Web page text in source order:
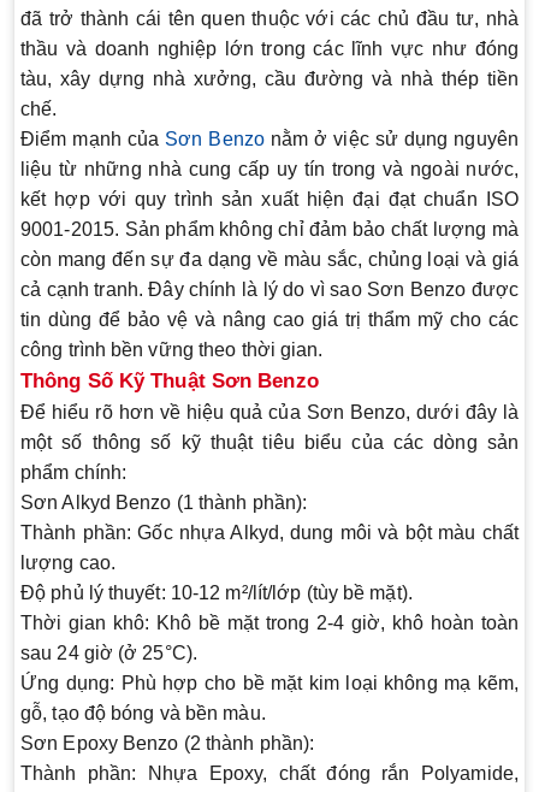
đã trở thành cái tên quen thuộc với các chủ đầu tư, nhà
thầu và doanh nghiệp lớn trong các lĩnh vực như đóng
tàu, xây dựng nhà xưởng, cầu đường và nhà thép tiền
chế.
Điểm mạnh của Sơn Benzo nằm ở việc sử dụng nguyên
liệu từ những nhà cung cấp uy tín trong và ngoài nước,
kết hợp với quy trình sản xuất hiện đại đạt chuẩn ISO
9001-2015. Sản phẩm không chỉ đảm bảo chất lượng mà
còn mang đến sự đa dạng về màu sắc, chủng loại và giá
cả cạnh tranh. Đây chính là lý do vì sao Sơn Benzo được
tin dùng để bảo vệ và nâng cao giá trị thẩm mỹ cho các
công trình bền vững theo thời gian.
Thông Số Kỹ Thuật Sơn Benzo
Để hiểu rõ hơn về hiệu quả của Sơn Benzo, dưới đây là
một số thông số kỹ thuật tiêu biểu của các dòng sản
phẩm chính:
Sơn Alkyd Benzo (1 thành phần):
Thành phần: Gốc nhựa Alkyd, dung môi và bột màu chất
lượng cao.
Độ phủ lý thuyết: 10-12 m²/lít/lớp (tùy bề mặt).
Thời gian khô: Khô bề mặt trong 2-4 giờ, khô hoàn toàn
sau 24 giờ (ở 25°C).
Ứng dụng: Phù hợp cho bề mặt kim loại không mạ kẽm,
gỗ, tạo độ bóng và bền màu.
Sơn Epoxy Benzo (2 thành phần):
Thành phần: Nhựa Epoxy, chất đóng rắn Polyamide,